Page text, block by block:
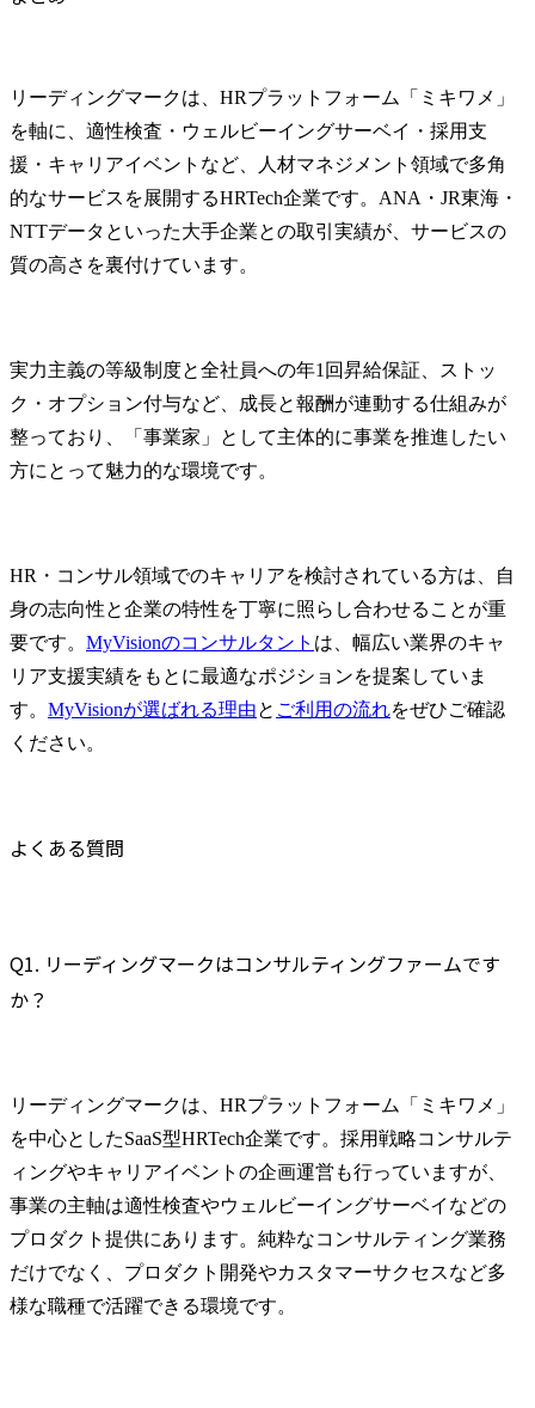
リーディングマークは、HRプラットフォーム「ミキワメ」
を軸に、適性検査・ウェルビーイングサーベイ・採用支
援・キャリアイベントなど、人材マネジメント領域で多角
的なサービスを展開するHRTech企業です。ANA・JR東海・
NTTデータといった大手企業との取引実績が、サービスの
質の高さを裏付けています。
実力主義の等級制度と全社員への年1回昇給保証、ストッ
ク・オプション付与など、成長と報酬が連動する仕組みが
整っており、「事業家」として主体的に事業を推進したい
方にとって魅力的な環境です。
HR・コンサル領域でのキャリアを検討されている方は、自
身の志向性と企業の特性を丁寧に照らし合わせることが重
要です。 MyVisionのコンサルタント は、幅広い業界のキャ
リア支援実績をもとに最適なポジションを提案していま
す。 MyVisionが選ばれる理由と ご利用の流れをぜひご確認
ください。
よくある質問
Q1. リーディングマークはコンサルティングファームです
か？
リーディングマークは、HRプラットフォーム「ミキワメ」
を中心としたSaaS型HRTech企業です。採用戦略コンサルテ
ィングやキャリアイベントの企画運営も行っていますが、
事業の主軸は適性検査やウェルビーイングサーベイなどの
プロダクト提供にあります。純粋なコンサルティング業務
だけでなく、プロダクト開発やカスタマーサクセスなど多
様な職種で活躍できる環境です。